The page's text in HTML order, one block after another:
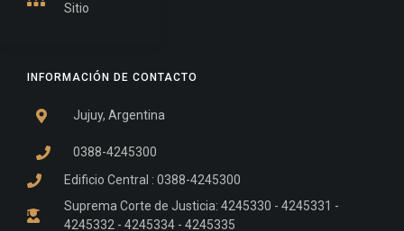
INFORMACIÓN DE CONTACTO
Jujuy, Argentina
0388-4245300
Edificio Central : 0388-4245300
Suprema Corte de Justicia: 4245330 - 4245331 -
4245332 - 4245334 - 4245335
Sitio